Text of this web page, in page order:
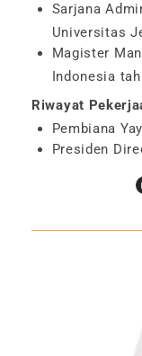
Sarjana
Universitas
Magister
Indonesia
Riwayat
Pembiana
Presiden